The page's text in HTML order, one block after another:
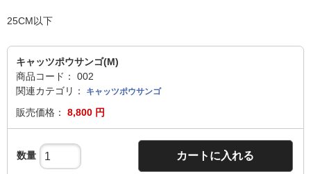
25CM以下
キャッツポウサンゴ(M)
商品コード：
002
関連カテゴリ：
キャッツポウサンゴ
販売価格： 8,800 円
数量 カートに入れる